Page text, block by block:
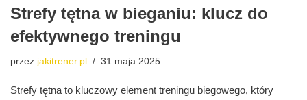
Strefy tętna w bieganiu: klucz do
efektywnego treningu
przez jakitrener.pl 31 maja 2025
Strefy tętna to kluczowy element treningu biegowego, który